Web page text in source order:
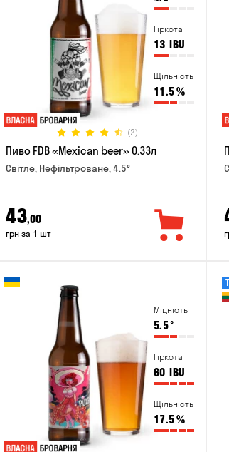
Гіркота
13 IBU
Щільність
11.5%
(2)
Пиво FDB «Mexican beer» 0.33л
Світле, Нефільтроване, 4.5°
43,00
грн за 1 шт
Міцність
5.5°
Гіркота
60 IBU
Щільність
17.5%